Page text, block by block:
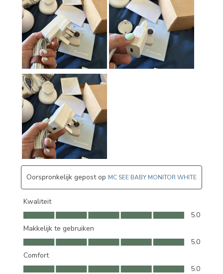
Oorspronkelijk gepost op MC SEE BABY MONITOR WHITE
Kwaliteit
Kwaliteit, 5.0 van 5
5.0
Makkelijk te gebruiken
Makkelijk te gebruiken, 5.0 van 5
5.0
Comfort
Comfort, 5.0 van 5
5.0